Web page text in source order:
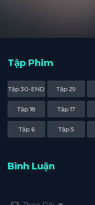
Tập Phim
Tập 30-END Tập 29
Tập 18 Tập 17
Tập 6 Tập 5
Bình Luận